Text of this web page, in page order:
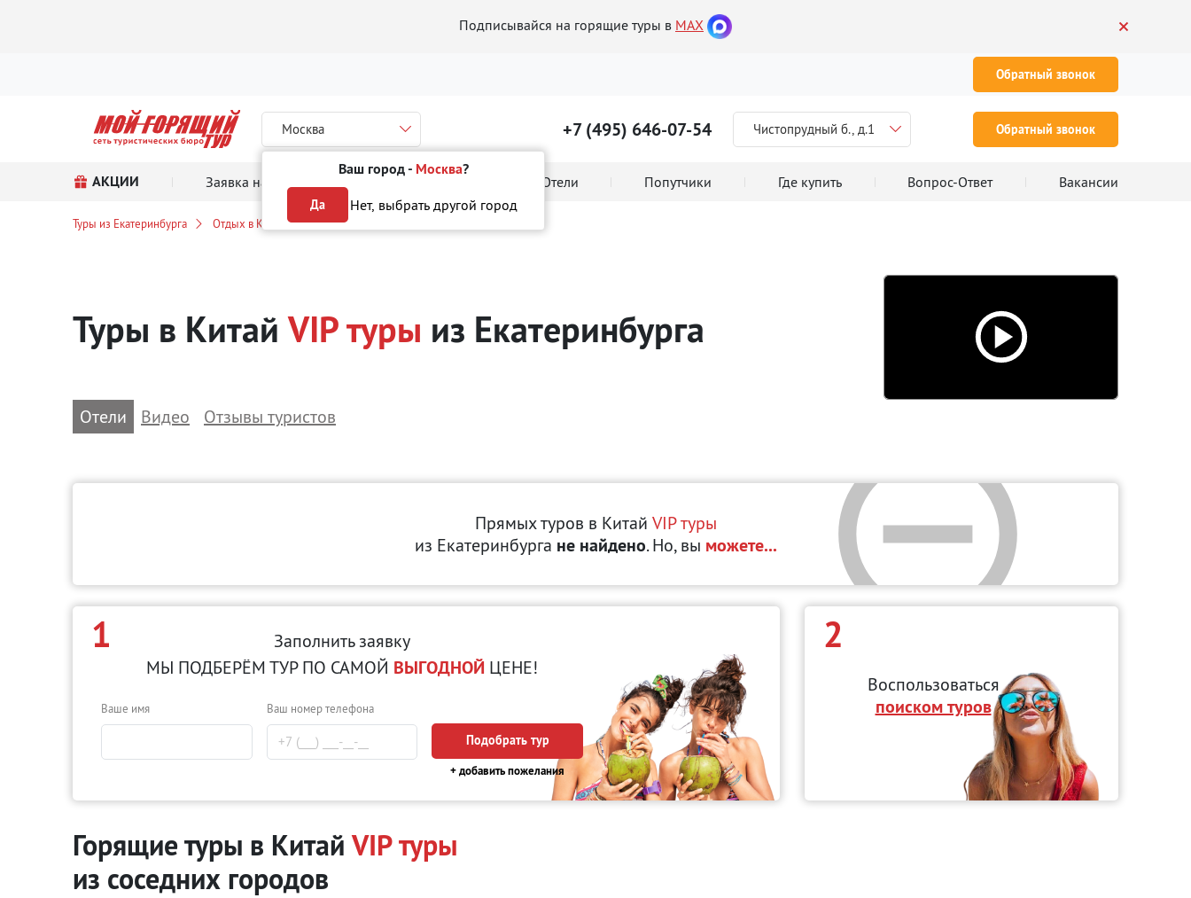
Подписывайся на горящие туры в MAX
Обратный звонок
Москва
Ваш город - Москва?
Да Нет, выбрать другой город
+7 (495) 646-07-54 Чистопрудный б., д.1 Обратный звонок
АКЦИИ Заявка на тур Поиск тура онлайн Отели Попутчики Где купить Вопрос-Ответ Вакансии
Туры из Екатеринбурга Отдых в Китае VIP туры
Туры в КитайVIP туры из Екатеринбурга
Отели Видео Отзывы туристов
Прямых туров в Китай VIP туры
из Екатеринбурга не найдено. Но, вы можете...
1
Заполнить заявку
МЫ ПОДБЕРЁМ ТУР ПО САМОЙ ВЫГОДНОЙ ЦЕНЕ!
Ваше имя Ваш номер телефона
Подобрать тур
+ добавить пожелания
2
Воспользоваться
поиском туров
Горящие туры в Китай VIP туры
из соседних городов